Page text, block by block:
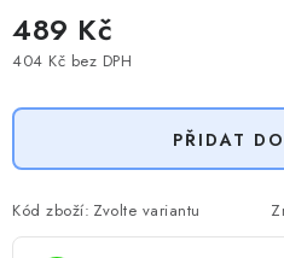
489 Kč
404 Kč bez DPH
PŘIDAT
Kód zboží: Zvolte variantu